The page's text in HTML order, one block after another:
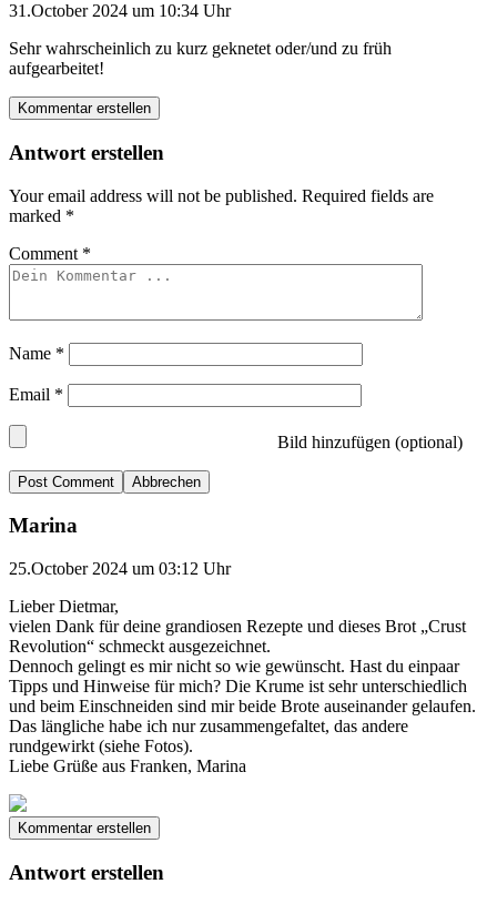
31.October 2024 um 10:34 Uhr
Sehr wahrscheinlich zu kurz geknetet oder/und zu früh
aufgearbeitet!
Kommentar erstellen
Antwort erstellen
Your email address will not be published. Required fields are
marked *
Comment *
Name *
Email *
Bild hinzufügen (optional)
Abbrechen
Marina
25.October 2024 um 03:12 Uhr
Lieber Dietmar,
vielen Dank für deine grandiosen Rezepte und dieses Brot „Crust
Revolution“ schmeckt ausgezeichnet.
Dennoch gelingt es mir nicht so wie gewünscht. Hast du einpaar
Tipps und Hinweise für mich? Die Krume ist sehr unterschiedlich
und beim Einschneiden sind mir beide Brote auseinander gelaufen.
Das längliche habe ich nur zusammengefaltet, das andere
rundgewirkt (siehe Fotos).
Liebe Grüße aus Franken, Marina
Kommentar erstellen
Antwort erstellen